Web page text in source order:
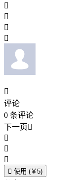





评论
0 条评论
下一页



 使用 (￥5)